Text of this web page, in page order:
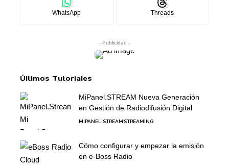
WhatsApp Threads
- Publicidad -
Últimos Tutoriales
MiPanel.STREAM Nueva Generación
en Gestión de Radiodifusión Digital
MIPANEL.STREAMSTREAMING
Cómo configurar y empezar la emisión
en e-Boss Radio